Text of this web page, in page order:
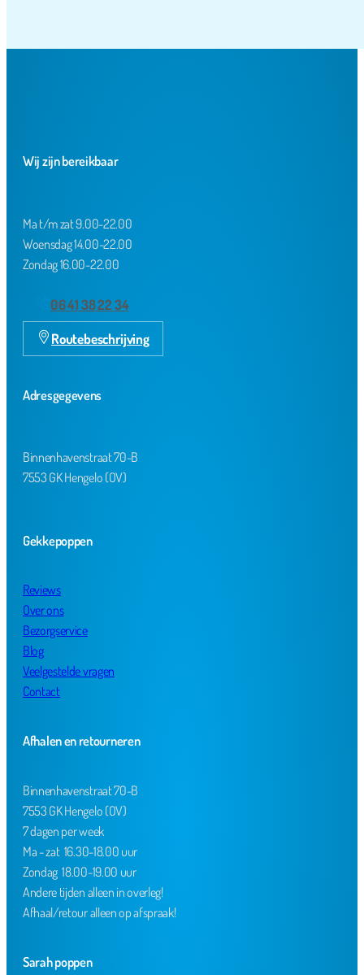
Wij zijn bereikbaar
Ma t/m zat 9.00-22.00
Woensdag 14.00-22.00
Zondag 16.00-22.00
06 41 38 22 34
Routebeschrijving
Adresgegevens
Binnenhavenstraat 70-B
7553 GK Hengelo (OV)
Gekkepoppen
Reviews
Over ons
Bezorgservice
Blog
Veelgestelde vragen
Contact
Afhalen en retourneren
Binnenhavenstraat 70-B
7553 GK Hengelo (OV)
7 dagen per week
Ma - zat 16.30-18.00 uur
Zondag 18.00-19.00 uur
Andere tijden alleen in overleg!
Afhaal/retour alleen op afspraak!
Sarah poppen